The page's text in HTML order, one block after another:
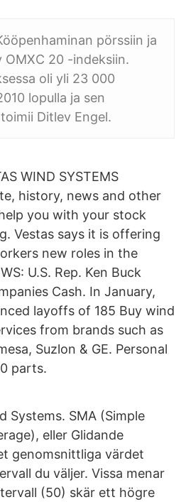
pörssiin ja
OMXC 20 -indeksiin.
oli yli 23 000
lopulla ja sen
Ditlev Engel.
WIND SYSTEMS
history, news and other
you with your stock
Vestas says it is offering
new roles in the
U.S. Rep. Ken Buck
Cash. In January,
layoffs of 185 Buy wind
from brands such as
Suzlon & GE. Personal
parts.
Systems. SMA (Simple
eller Glidande
genomsnittliga värdet
du väljer. Vissa menar
(50) skär ett högre